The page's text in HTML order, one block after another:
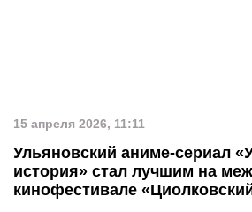
15 апреля 2026, 11:11
Ульяновский аниме-сериал
история» стал лучшим на
кинофестивале